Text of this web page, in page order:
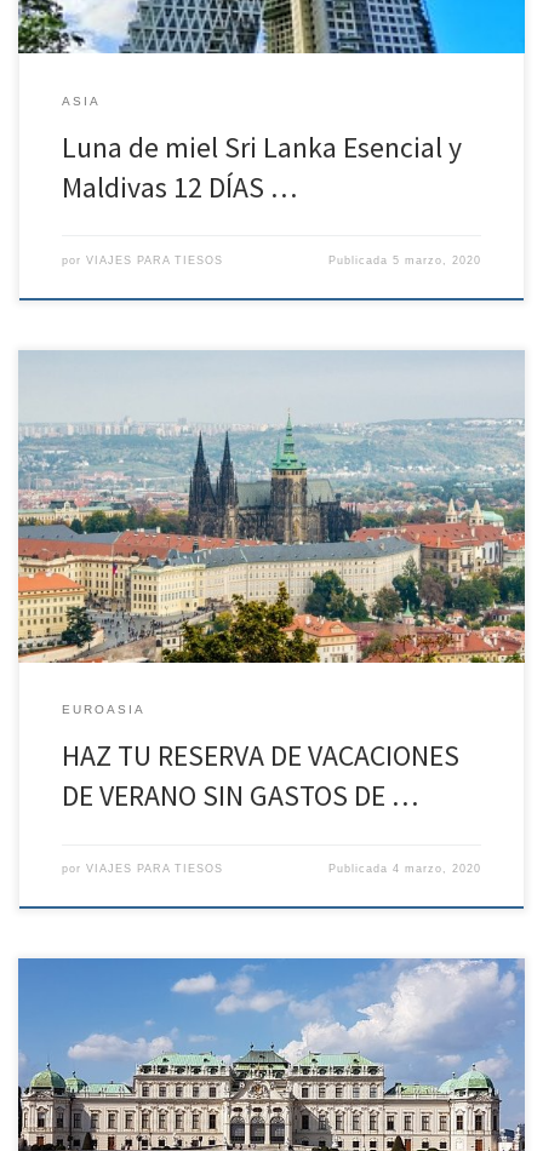
ASIA
Luna de miel Sri Lanka Esencial y
Maldivas 12 DÍAS …
por VIAJES PARA TIESOS Publicada5 marzo, 2020
HAZ TU RESERVA DE VACACIONES DE VERANO SIN GASTOS DE
ANULACIÓN* CAPITALES IMPERIALES DEL 13 DE SEP AL 20 DE SEP
VUELOS DESDE SEVILLA CON ESCALA Día 1: Sevilla – Viena. Rumbo a
la ciudad de la música REGIMEN Cena Ponemos rumbo a Viena.
Por delante, apasionantes días para descubrir […]
EUROASIA
HAZ TU RESERVA DE VACACIONES
DE VERANO SIN GASTOS DE …
por VIAJES PARA TIESOS Publicada4 marzo, 2020
HAZ TU RESERVA DE VACACIONES DE VERANO SIN GASTOS DE
ANULACIÓN* CAPITALES IMPERIALES DEL 2 DE AGO AL 9 DE AGO
VUELOS DESDE SEVILLA CON ESCALA Día 1: Sevilla – Viena. Rumbo a
la ciudad de la música REGIMEN Cena Ponemos rumbo a Viena.